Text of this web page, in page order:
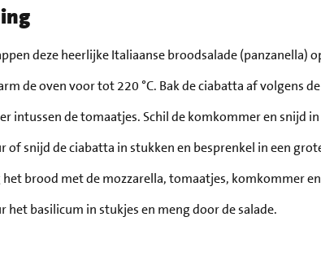
deze heerlijke Italiaanse broodsalade (panzanella)
de oven voor tot 220 °C. Bak de ciabatta af volgens
intussen de tomaatjes. Schil de komkommer en snijd
of snijd de ciabatta in stukken en besprenkel in een
brood met de mozzarella, tomaatjes, komkommer
het basilicum in stukjes en meng door de salade.